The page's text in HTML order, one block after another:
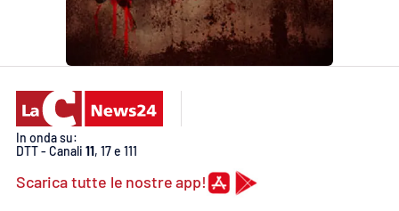
Cosenzachannel.it
Ilvibonese.it
Catanzarochannel.it
APP
In onda su:
DTT - Canali 11, 17 e 111
Scarica tutte le nostre app!